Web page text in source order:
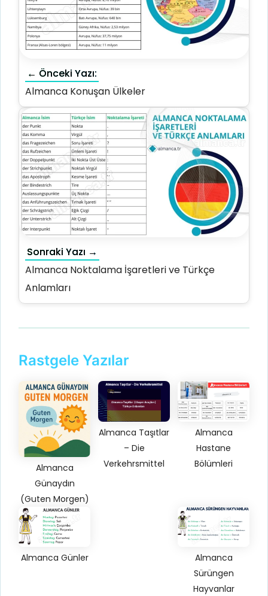
← Önceki Yazı:
Almanca Konuşan Ülkeler
Sonraki Yazı →
Almanca Noktalama İşaretleri ve Türkçe
Anlamları
Rastgele Yazılar
Almanca
Günaydın
(Guten Morgen)
Almanca Taşıtlar
– Die
Verkehrsmittel
Almanca
Hastane
Bölümleri
Almanca Günler
Almanca
Sürüngen
Hayvanlar